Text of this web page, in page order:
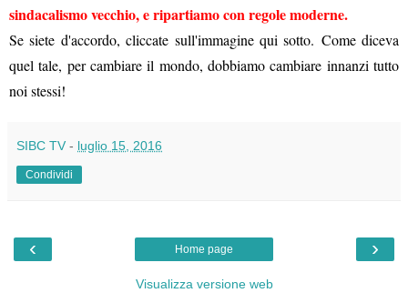
sindacalismo vecchio, e ripartiamo con regole moderne.
Se siete d'accordo, cliccate sull'immagine qui sotto. Come diceva
quel tale, per cambiare il mondo, dobbiamo cambiare innanzi tutto
noi stessi!
SIBC TV - luglio 15, 2016
Condividi
‹ ›
Home page
Visualizza versione web